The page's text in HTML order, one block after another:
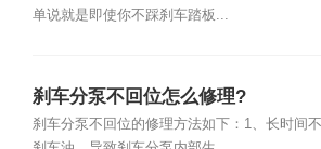
单说就是即使你不踩刹车踏板...
刹车分泵不回位怎么修理?
刹车分泵不回位的修理方法如下：1、长时间